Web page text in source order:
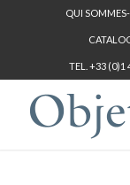
QUI
TEL. +33 (0)1